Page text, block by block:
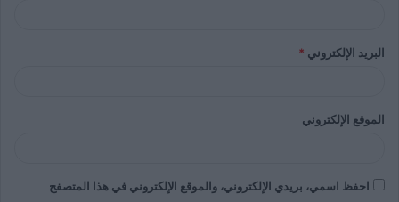
البريد الإلكتروني *
الموقع الإلكتروني
احفظ اسمي، بريدي الإلكتروني، والموقع الإلكتروني في هذا المتصفح